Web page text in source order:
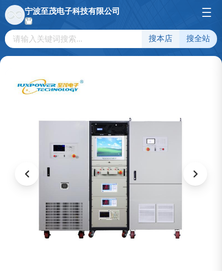
宁波至茂电子科技有限公司
搜本店 搜全站